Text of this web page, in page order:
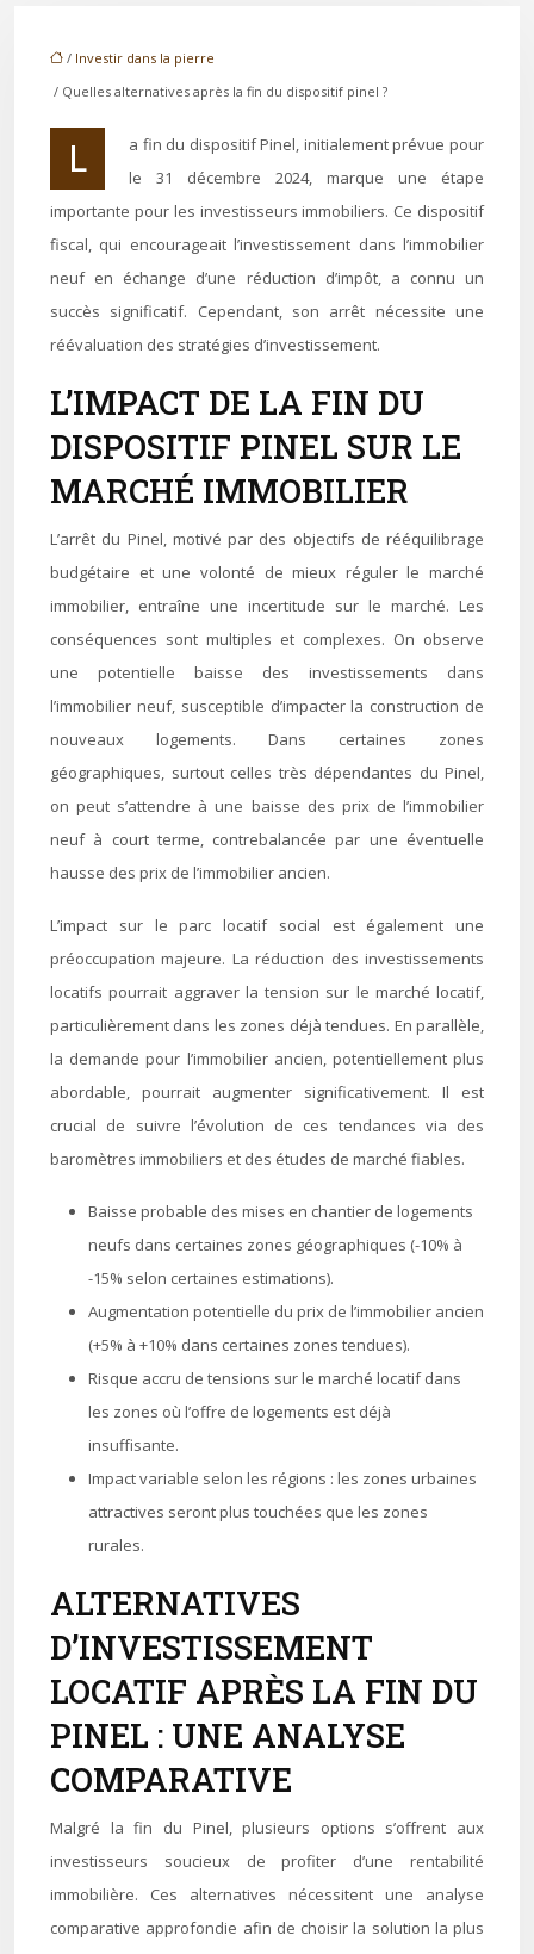
/ Investir dans la pierre
/ Quelles alternatives après la fin du dispositif pinel ?
La fin du dispositif Pinel, initialement prévue pour
le 31 décembre 2024, marque une étape
importante pour les investisseurs immobiliers. Ce dispositif
fiscal, qui encourageait l’investissement dans l’immobilier
neuf en échange d’une réduction d’impôt, a connu un
succès significatif. Cependant, son arrêt nécessite une
réévaluation des stratégies d’investissement.
L’IMPACT DE LA FIN DU
DISPOSITIF PINEL SUR LE
MARCHÉ IMMOBILIER
L’arrêt du Pinel, motivé par des objectifs de rééquilibrage
budgétaire et une volonté de mieux réguler le marché
immobilier, entraîne une incertitude sur le marché. Les
conséquences sont multiples et complexes. On observe
une potentielle baisse des investissements dans
l’immobilier neuf, susceptible d’impacter la construction de
nouveaux logements. Dans certaines zones
géographiques, surtout celles très dépendantes du Pinel,
on peut s’attendre à une baisse des prix de l’immobilier
neuf à court terme, contrebalancée par une éventuelle
hausse des prix de l’immobilier ancien.
L’impact sur le parc locatif social est également une
préoccupation majeure. La réduction des investissements
locatifs pourrait aggraver la tension sur le marché locatif,
particulièrement dans les zones déjà tendues. En parallèle,
la demande pour l’immobilier ancien, potentiellement plus
abordable, pourrait augmenter significativement. Il est
crucial de suivre l’évolution de ces tendances via des
baromètres immobiliers et des études de marché fiables.
Baisse probable des mises en chantier de logements
neufs dans certaines zones géographiques (-10% à
-15% selon certaines estimations).
Augmentation potentielle du prix de l’immobilier ancien
(+5% à +10% dans certaines zones tendues).
Risque accru de tensions sur le marché locatif dans
les zones où l’offre de logements est déjà
insuffisante.
Impact variable selon les régions : les zones urbaines
attractives seront plus touchées que les zones
rurales.
ALTERNATIVES
D’INVESTISSEMENT
LOCATIF APRÈS LA FIN DU
PINEL : UNE ANALYSE
COMPARATIVE
Malgré la fin du Pinel, plusieurs options s’offrent aux
investisseurs soucieux de profiter d’une rentabilité
immobilière. Ces alternatives nécessitent une analyse
comparative approfondie afin de choisir la solution la plus